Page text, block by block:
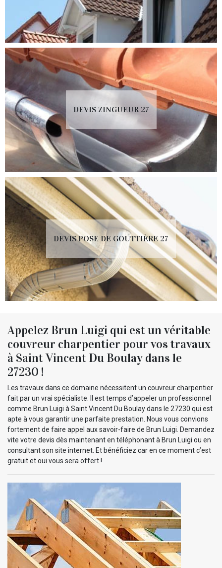
DEVIS ZINGUEUR 27
DEVIS POSE DE GOUTTIÈRE 27
Appelez Brun Luigi qui est un véritable
couvreur charpentier pour vos travaux
à Saint Vincent Du Boulay dans le
27230 !
Les travaux dans ce domaine nécessitent un couvreur charpentier
fait par un vrai spécialiste. Il est temps d’appeler un professionnel
comme Brun Luigi à Saint Vincent Du Boulay dans le 27230 qui est
apte à vous garantir une parfaite prestation. Nous vous convions
fortement de faire appel aux savoir-faire de Brun Luigi. Demandez
vite votre devis dès maintenant en téléphonant à Brun Luigi ou en
consultant son site internet. Et bénéficiez car en ce moment c’est
gratuit et oui vous sera offert !